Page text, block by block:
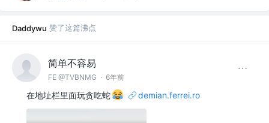
Daddywu 赞了这篇沸点
简单不容易
FE @TVBNMG · 6年前
在地址栏里面玩贪吃蛇 demian.ferrei.ro